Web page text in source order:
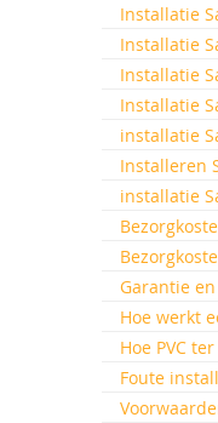
Installatie
Installatie
Installatie
Installatie
installatie
Installeren
installatie
Garantie
Hoe werkt
Hoe PVC
Foute